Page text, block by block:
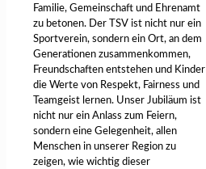
Familie, Gemeinschaft und Ehrenamt
zu betonen. Der TSV ist nicht nur ein
Sportverein, sondern ein Ort, an dem
Generationen zusammenkommen,
Freundschaften entstehen und Kinder
die Werte von Respekt, Fairness und
Teamgeist lernen. Unser Jubiläum ist
nicht nur ein Anlass zum Feiern,
sondern eine Gelegenheit, allen
Menschen in unserer Region zu
zeigen, wie wichtig dieser